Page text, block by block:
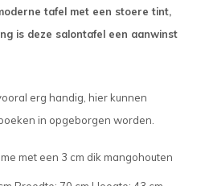
tafel met een stoere tint,
is deze salontafel een aanwinst
erg handig, hier kunnen
in opgeborgen worden.
met een 3 cm dik mangohouten